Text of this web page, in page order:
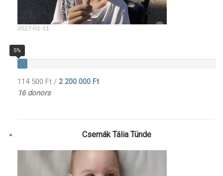
2027-01-11
5%
114 500 Ft / 2 200 000 Ft
16 donors
Csemák Tália Tünde